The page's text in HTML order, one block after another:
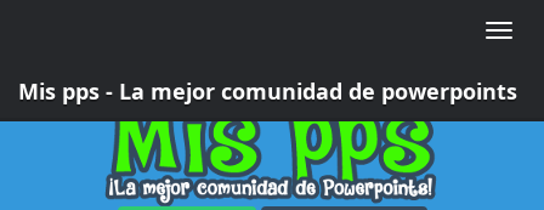
Toggle
Mis pps - La mejor comunidad de powerpoints